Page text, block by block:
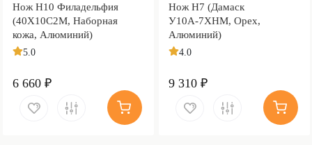
Нож Н10 Филадельфия
(40Х10С2М, Наборная
кожа, Алюминий)
5.0
6 660 ₽
Нож Н7 (Дамаск
У10А-7ХНМ, Орех,
Алюминий)
4.0
9 310 ₽